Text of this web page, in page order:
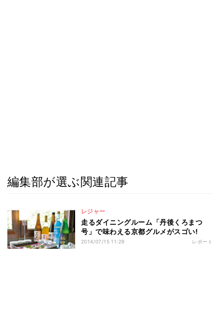
編集部が選ぶ関連記事
レジャー
走るダイニングルーム「丹後くろまつ
号」で味わえる京都グルメがスゴい!
2014/07/15 11:29 レポート